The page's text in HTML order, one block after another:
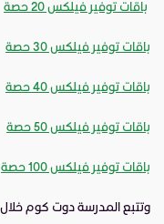
باقات توفير فيلكس 20 حصة
باقات توفير فيلكس 30 حصة
باقات توفير فيلكس 40 حصة
باقات توفير فيلكس 50 حصة
باقات توفير فيلكس 100 حصة
وتتبع المدرسة دوت كوم خلال